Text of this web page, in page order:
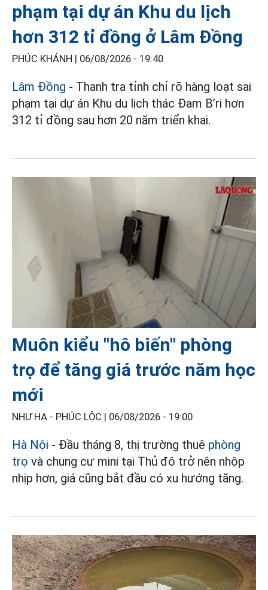
phạm tại dự án Khu du lịch
hơn 312 tỉ đồng ở Lâm Đồng
PHÚC KHÁNH | 06/08/2026 - 19:40
Lâm Đồng - Thanh tra tỉnh chỉ rõ hàng loạt sai
phạm tại dự án Khu du lịch thác Đam B’ri hơn
312 tỉ đồng sau hơn 20 năm triển khai.
Muôn kiểu "hô biến" phòng
trọ để tăng giá trước năm học
mới
NHƯ HẠ - PHÚC LỘC | 06/08/2026 - 19:00
Hà Nội - Đầu tháng 8, thị trường thuê phòng
trọ và chung cư mini tại Thủ đô trở nên nhộp
nhịp hơn, giá cũng bắt đầu có xu hướng tăng.